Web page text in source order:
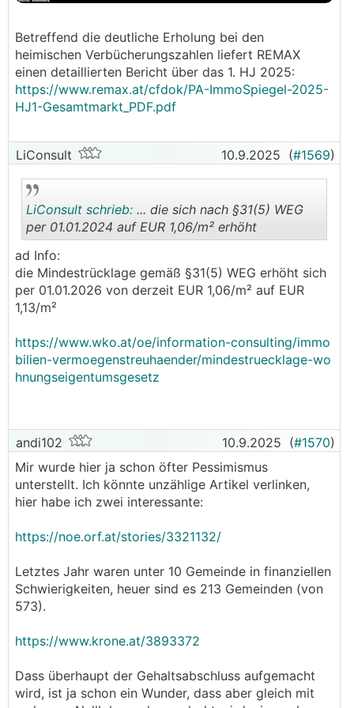
nicht viel Zahlenwerk vernommen.
──────..
andi102 schrieb: Mir ist es grundsätzlich zu
mühsam, für alles eine Quelle herauszusuchen.
Soll ich jetzt alle Budgets der Bundesländer
einzeln heraussuchen? Wir sind ja nicht vor
er es recherchieren, es stimmt. Ich lese in dem
───────────────
Das ist eben der Unterschied - ich versehe so
viel wie möglich mit Quelle, da der Leser dann
Gewissheit hat, dass es sich bei meinen
Aussagen um keine
Behauptung/Vermutung/Eindruck/Glauben/Wunsc
h/Erwartung, etc. handelt, sondern gesichertes
──────..
andi102 schrieb: Und ich frage dich jetzt ganz
Chefin nach der Präsentation des Job-Berichtes
entlassen wurde)?
───────────────
Wenn es von einer staatlichen Behörde kommt,
damit "zu arbeiten". Bin aber natürlich gerne
nennen muss man sie. Sonst bleibt es bei der
Allgemeinaussage: Chefin entlassen = Daten sind
grundlegend falsch. In dem Zusammenhang habe
nachgelassenen Rückmeldungen inkl.
US Bureau of Labor Statistics hingewiesen.
Betreffend die deutliche Erholung bei den
heimischen Verbücherungszahlen liefert REMAX
einen detaillierten Bericht über das 1. HJ 2025:
https://www.remax.at/cfdok/PA-ImmoSpiegel-2025-
HJ1-Gesamtmarkt_PDF.pdf
LiConsult 10.9.2025 (#1569)
..
LiConsult schrieb: ... die sich nach §31(5) WEG
per 01.01.2024 auf EUR 1,06/m² erhöht
ad Info:
die Mindestrücklage gemäß §31(5) WEG erhöht sich
per 01.01.2026 von derzeit EUR 1,06/m² auf EUR
1,13/m²
https://www.wko.at/oe/information-consulting/immo
bilien-vermoegenstreuhaender/mindestruecklage-wo
hnungseigentumsgesetz
andi102 10.9.2025 (#1570)
Mir wurde hier ja schon öfter Pessimismus
unterstellt. Ich könnte unzählige Artikel verlinken,
hier habe ich zwei interessante:
https://noe.orf.at/stories/3321132/
Letztes Jahr waren unter 10 Gemeinde in finanziellen
Schwierigkeiten, heuer sind es 213 Gemeinden (von
573).
https://www.krone.at/3893372
Dass überhaupt der Gehaltsabschluss aufgemacht
wird, ist ja schon ein Wunder, dass aber gleich mit